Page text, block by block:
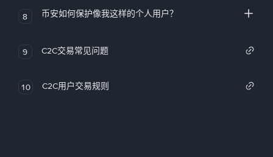
8 币安如何保护像我这样的个人用户？
9 C2C交易常见问题
10 C2C用户交易规则